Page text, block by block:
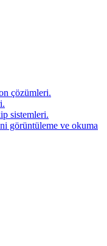
çözümleri.
sistemleri.
görüntüleme ve okuma